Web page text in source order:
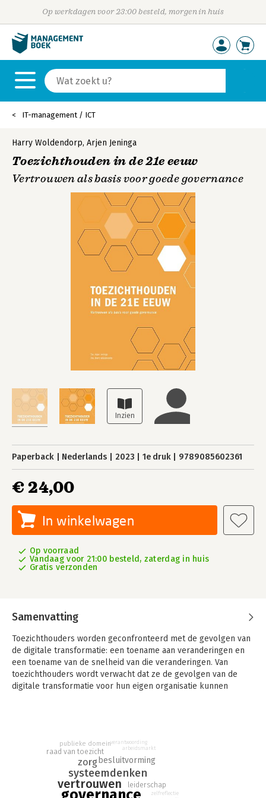
Op werkdagen voor 23:00 besteld, morgen in huis
IT-management / ICT
Harry Woldendorp, Arjen Jeninga
Toezichthouden in de 21e eeuw
Vertrouwen als basis voor goede governance
Paperback Nederlands 2023 1e druk 9789085602361
€ 24,00
In winkelwagen
Op voorraad
Vandaag voor 21:00 besteld, zaterdag in huis
Gratis verzonden
Samenvatting
Toezichthouders worden geconfronteerd met de gevolgen van
de digitale transformatie: een toename aan veranderingen en
een toename van de snelheid van die veranderingen. Van
toezichthouders wordt verwacht dat ze de gevolgen van de
digitale transformatie voor hun eigen organisatie kunnen
als toezichthouder verbinding mee?
Het is volgens ons ook gewenst dat ieder lid vanuit zijn eigen
expertise óók generalistisch kan omgaan met de vraagstukken
die zich aandienen en toekomstgericht kan kijken en handelen.
vertrouwen
systeemdenken
zorg besluitvorming
raad van toezicht
leiderschap
publieke domeinverantwoording
arbeidsmarkt
zelfreflectie